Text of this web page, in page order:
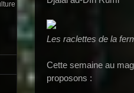
Les raclettes de la
Cette semaine au
proposons :